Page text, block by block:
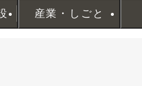
産業・しごと